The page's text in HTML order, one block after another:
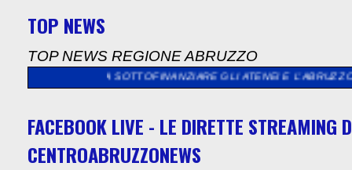
TOP NEWS
TOP NEWS REGIONE ABRUZZO
A SOTTOFINANZIARE GLI ATENEI E L’ABRUZZO RESTA FERMO”
FACEBOOK LIVE - LE DIRETTE STREAMING
CENTROABRUZZONEWS